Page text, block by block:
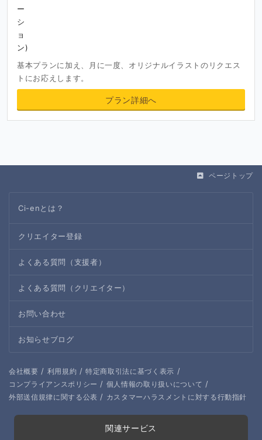
基本プランに加え、月に一度、オリジナルイラストのリクエス
トにお応えします。
プラン詳細へ
ページトップ
Ci-enとは？
クリエイター登録
よくある質問（支援者）
よくある質問（クリエイター）
お問い合わせ
お知らせブログ
会社概要 / 利用規約 / 特定商取引法に基づく表示 /
コンプライアンスポリシー / 個人情報の取り扱いについて /
外部送信規律に関する公表 / カスタマーハラスメントに対する行動指針
関連サービス